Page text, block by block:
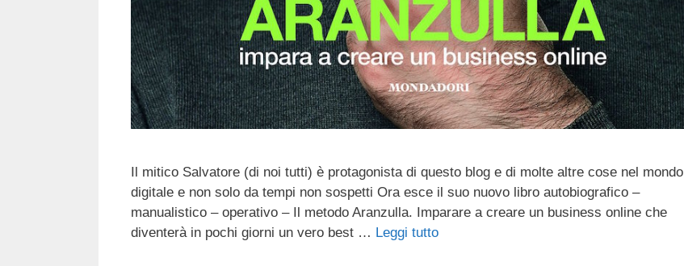
Il mitico Salvatore (di noi tutti) è protagonista di questo blog e di molte altre cose nel mondo
digitale e non solo da tempi non sospetti Ora esce il suo nuovo libro autobiografico –
manualistico – operativo – Il metodo Aranzulla. Imparare a creare un business online che
diventerà in pochi giorni un vero best … Leggi tutto